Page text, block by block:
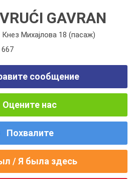
GAVRAN
Михајлова 18 (пасаж)
сообщение
Оцените нас
Похвалите
/ Я была здесь